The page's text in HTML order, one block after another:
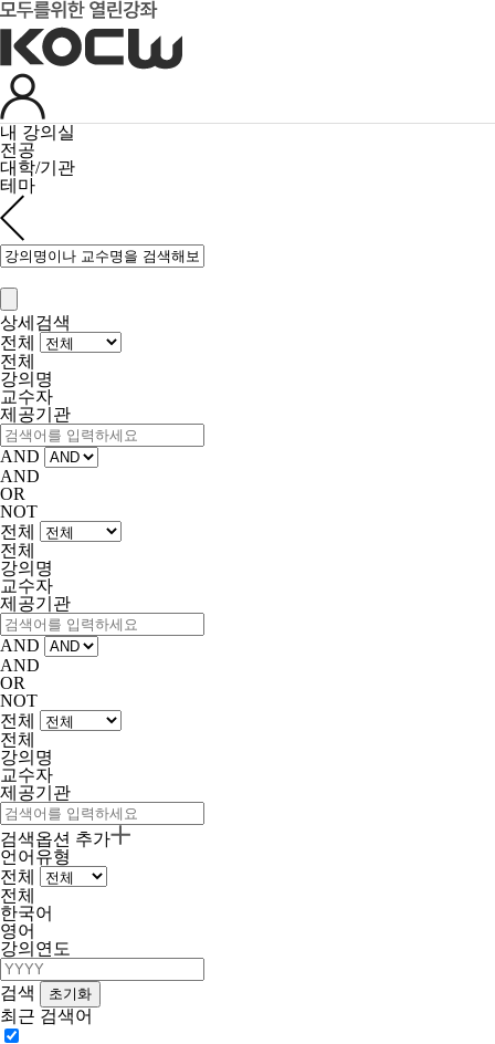
내 강의실
전공
대학/기관
테마
상세검색
전체
전체
강의명
교수자
제공기관
AND
AND
OR
NOT
전체
전체
강의명
교수자
제공기관
AND
AND
OR
NOT
전체
전체
강의명
교수자
제공기관
검색옵션 추가
언어유형
전체
전체
한국어
영어
강의연도
검색
최근 검색어